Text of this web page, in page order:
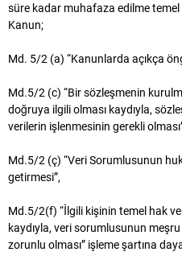
süre kadar muhafaza edilme temel
Kanun;
Md. 5/2 (a) “Kanunlarda açıkça
Md.5/2 (c) “Bir sözleşmenin
doğruya ilgili olması kaydıyla,
verilerin işlenmesinin gerekli
Md.5/2 (ç) “Veri Sorumlusunun
getirmesi”,
Md.5/2(f) “İlgili kişinin temel hak
kaydıyla, veri sorumlusunun
zorunlu olması” işleme şartına